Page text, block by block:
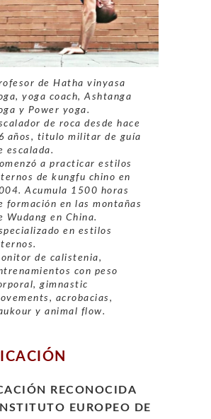
de Hatha vinyasa
yoga coach, Ashtanga
y Power yoga.
de roca desde hace
años, titulo militar de guía
escalada.
a practicar estilos
de kungfu chino en
Acumula 1500 horas
formación en las montañas
Wudang en China.
en estilos
de calistenia,
con peso
gimnastic
acrobacias,
y animal flow.
RECONOCIDA
EUROPEO DE